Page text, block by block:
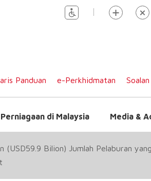
|
Panduan e-Perkhidmatan
di Malaysia Media &
(USD59.9 Bilion) Jumlah Pelaburan